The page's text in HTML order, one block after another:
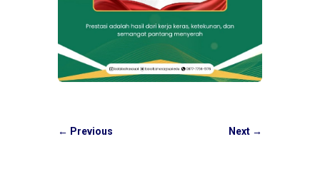
← Previous Next →